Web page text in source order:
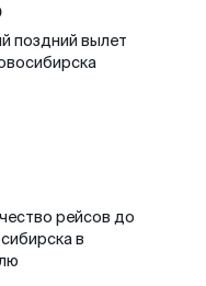
поздний вылет
рейсов до
в